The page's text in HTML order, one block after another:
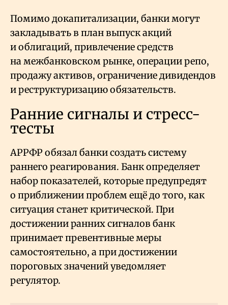
Помимо докапитализации, банки могут
закладывать в план выпуск акций
и облигаций, привлечение средств
на межбанковском рынке, операции репо,
продажу активов, ограничение дивидендов
и реструктуризацию обязательств.
Ранние сигналы и стресс-
тесты
АРРФР обязал банки создать систему
раннего реагирования. Банк определяет
набор показателей, которые предупредят
о приближении проблем ещё до того, как
ситуация станет критической. При
достижении ранних сигналов банк
принимает превентивные меры
самостоятельно, а при достижении
пороговых значений уведомляет
регулятор.